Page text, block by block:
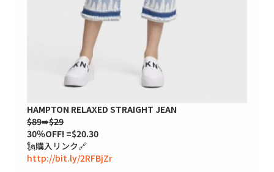
HAMPTON RELAXED STRAIGHT JEAN
$89➠$29
30％OFF! =$20.30
🗽購入リンク🔗
http://bit.ly/2RFBjZr